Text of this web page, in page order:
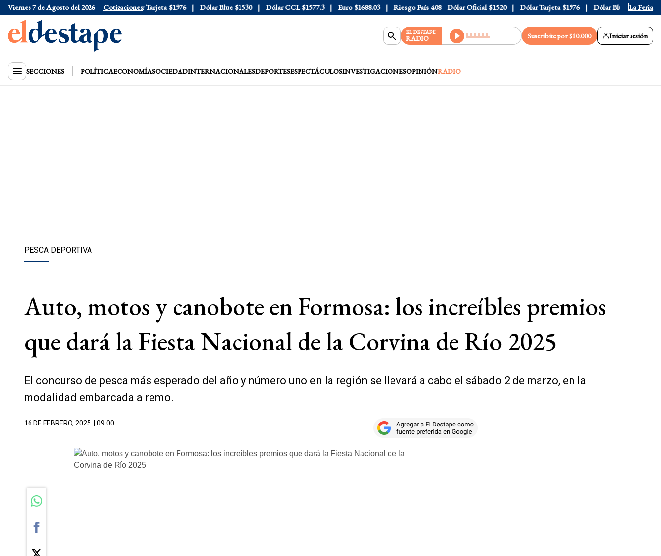
Viernes 7 de Agosto del 2026 Cotizaciones
Dólar Oficial $1520 Dólar Tarjeta $1976 Dólar Blue $1530 Dólar CCL $1577.3 Euro $1688.03 Riesgo País 408 Dólar Oficial $1520 Dólar Tarjeta $1976 Dólar Blue $1530La Feria
EL DESTAPE
RADIO Suscribite por $10.000 Iniciar sesión
SECCIONES POLÍTICAECONOMÍASOCIEDADINTERNACIONALESDEPORTESESPECTÁCULOSINVESTIGACIONESOPINIÓNRADIO
PESCA DEPORTIVA
Auto, motos y canobote en Formosa: los increíbles premios
que dará la Fiesta Nacional de la Corvina de Río 2025
El concurso de pesca más esperado del año y número uno en la región se llevará a cabo el sábado 2 de marzo, en la
modalidad embarcada a remo.
16 DE FEBRERO, 2025 | 09.00